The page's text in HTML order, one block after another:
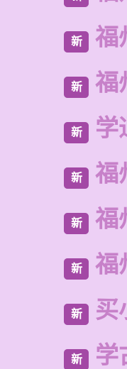
新 福
新 福
新 学
新 福
新 福
新 福
新 买
新 学